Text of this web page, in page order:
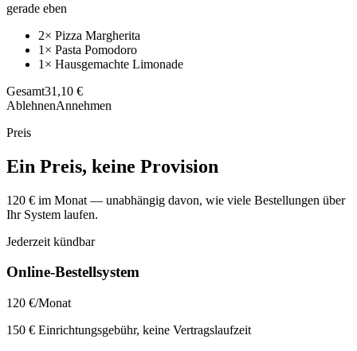
gerade eben
2× Pizza Margherita
1× Pasta Pomodoro
1× Hausgemachte Limonade
Gesamt31,10 €
AblehnenAnnehmen
Preis
Ein Preis, keine Provision
120 € im Monat — unabhängig davon, wie viele Bestellungen über
Ihr System laufen.
Jederzeit kündbar
Online-Bestellsystem
120 €/Monat
150 € Einrichtungsgebühr, keine Vertragslaufzeit